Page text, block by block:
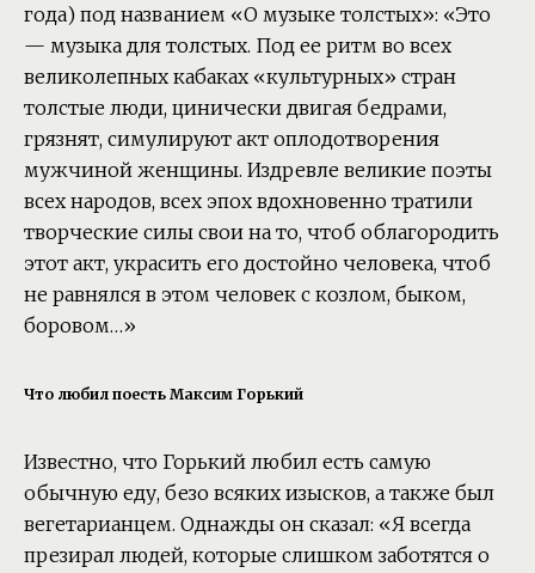
года) под названием «О музыке толстых»: «Это
— музыка для толстых. Под ее ритм во всех
великолепных кабаках «культурных» стран
толстые люди, цинически двигая бедрами,
грязнят, симулируют акт оплодотворения
мужчиной женщины. Издревле великие поэты
всех народов, всех эпох вдохновенно тратили
творческие силы свои на то, чтоб облагородить
этот акт, украсить его достойно человека, чтоб
не равнялся в этом человек с козлом, быком,
боровом…»
Что любил поесть Максим Горький
Известно, что Горький любил есть самую
обычную еду, безо всяких изысков, а также был
вегетарианцем. Однажды он сказал: «Я всегда
презирал людей, которые слишком заботятся о